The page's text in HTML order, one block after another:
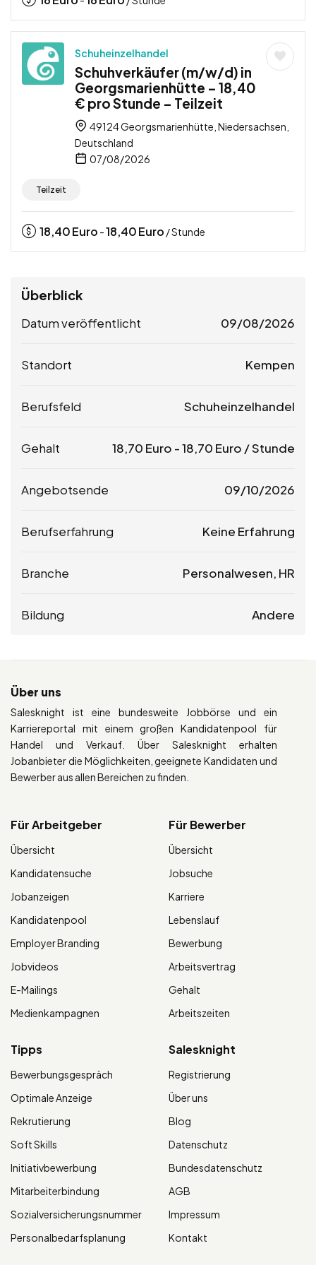
Schuheinzelhandel
Schuhverkäufer (m/w/d) in
Georgsmarienhütte – 18,40
€ pro Stunde – Teilzeit
49124 Georgsmarienhütte, Niedersachsen,
Deutschland
07/08/2026
Teilzeit
18,40Euro -18,40Euro / Stunde
Überblick
Datum veröffentlicht 09/08/2026
Standort Kempen
Berufsfeld Schuheinzelhandel
Gehalt 18,70 Euro -18,70 Euro / Stunde
Angebotsende 09/10/2026
Berufserfahrung Keine Erfahrung
Branche Personalwesen, HR
Bildung Andere
Über uns
Salesknight ist eine bundesweite Jobbörse und ein
Karriereportal mit einem großen Kandidatenpool für
Handel und Verkauf. Über Salesknight erhalten
Jobanbieter die Möglichkeiten, geeignete Kandidaten und
Bewerber aus allen Bereichen zu finden.
Für Arbeitgeber
Übersicht
Kandidatensuche
Jobanzeigen
Kandidatenpool
Employer Branding
Jobvideos
E-Mailings
Medienkampagnen
Für Bewerber
Übersicht
Jobsuche
Karriere
Lebenslauf
Bewerbung
Arbeitsvertrag
Gehalt
Arbeitszeiten
Tipps
Bewerbungsgespräch
Optimale Anzeige
Rekrutierung
Soft Skills
Initiativbewerbung
Mitarbeiterbindung
Sozialversicherungsnummer
Personalbedarfsplanung
Salesknight
Registrierung
Über uns
Blog
Datenschutz
Bundesdatenschutz
AGB
Impressum
Kontakt